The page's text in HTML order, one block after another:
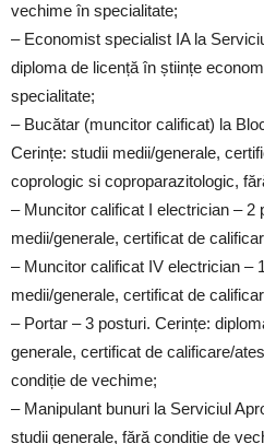
vechime în specialitate;
– Economist specialist IA la
diploma de licență în științe
specialitate;
– Bucătar (muncitor calificat) la
Cerințe: studii medii/generale,
coprologic si coproparazitologic,
– Muncitor calificat I electrician – 2
medii/generale, certificat de
– Muncitor calificat IV electrician –
medii/generale, certificat de
– Portar – 3 posturi. Cerințe:
generale, certificat de calificare/
condiție de vechime;
– Manipulant bunuri la Serviciul
studii generale, fără condiție de